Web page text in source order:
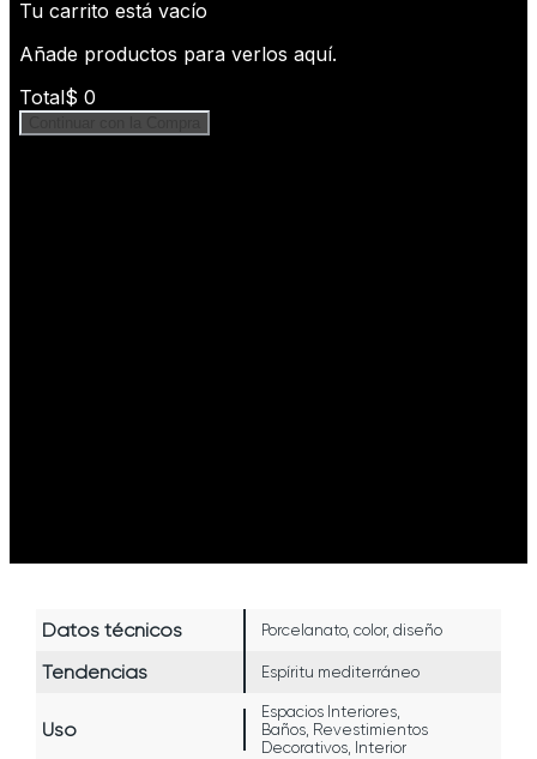
Datos técnicos Porcelanato, color, diseño
Tendencias Espíritu mediterráneo
Uso
Espacios Interiores,
Baños, Revestimientos
Decorativos, Interior